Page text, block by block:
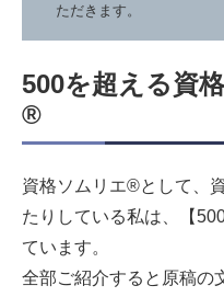
ただきます。
500を超える資
®
資格ソムリエ®として、
たりしている私は、【
ています。
全部ご紹介すると原稿の